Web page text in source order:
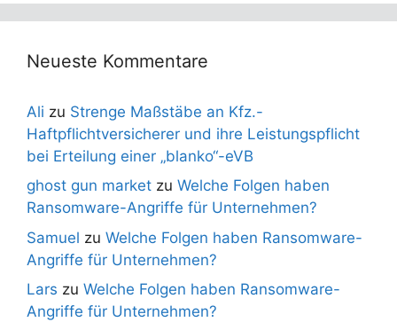
Neueste Kommentare
Ali zu Strenge Maßstäbe an Kfz.-
Haftpflichtversicherer und ihre Leistungspflicht
bei Erteilung einer „blanko“-eVB
ghost gun market zu Welche Folgen haben
Ransomware-Angriffe für Unternehmen?
Samuel zu Welche Folgen haben Ransomware-
Angriffe für Unternehmen?
Lars zu Welche Folgen haben Ransomware-
Angriffe für Unternehmen?